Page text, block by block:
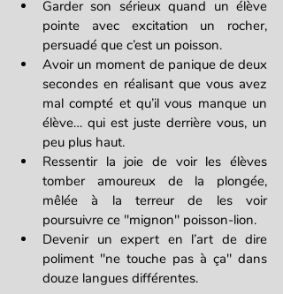
Garder son sérieux quand un élève
pointe avec excitation un rocher,
persuadé que c’est un poisson.
Avoir un moment de panique de deux
secondes en réalisant que vous avez
mal compté et qu’il vous manque un
élève… qui est juste derrière vous, un
peu plus haut.
Ressentir la joie de voir les élèves
tomber amoureux de la plongée,
mêlée à la terreur de les voir
poursuivre ce "mignon" poisson-lion.
Devenir un expert en l’art de dire
poliment "ne touche pas à ça" dans
douze langues différentes.